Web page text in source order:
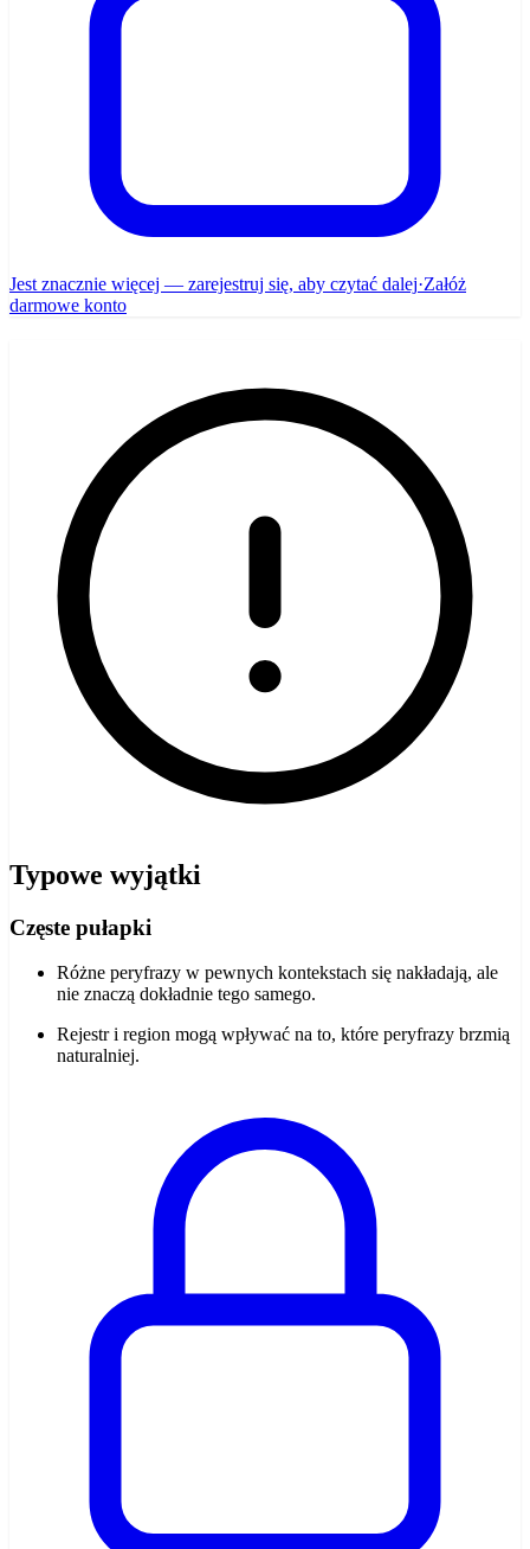
Jest znacznie więcej — zarejestruj się, aby czytać dalej·Załóż
darmowe konto
Typowe wyjątki
Częste pułapki
Różne peryfrazy w pewnych kontekstach się nakładają, ale
nie znaczą dokładnie tego samego.
Rejestr i region mogą wpływać na to, które peryfrazy brzmią
naturalniej.